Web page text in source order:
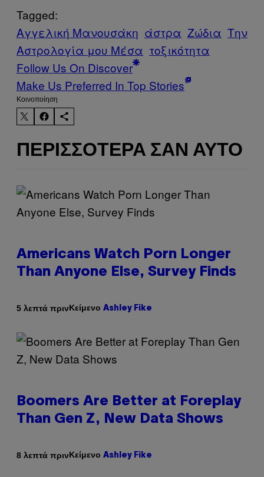
Tagged:
Αγγελική Μανουσάκη άστρα Ζώδια Την
Αστρολογία μου Μέσα τοξικότητα
Follow Us On Discover
Make Us Preferred In Top Stories
Kοινοποίηση
ΠΕΡΙΣΣΌΤΕΡΑ ΣΑΝ ΑΥΤΌ
Americans Watch Porn Longer
Than Anyone Else, Survey Finds
5 λεπτά πρινΚείμενο Ashley Fike
Boomers Are Better at Foreplay
Than Gen Z, New Data Shows
8 λεπτά πρινΚείμενο Ashley Fike